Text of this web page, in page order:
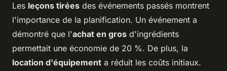
Les leçons tirées des événements passés montrent
l'importance de la planification. Un événement a
démontré que l'achat en gros d'ingrédients
permettait une économie de 20 %. De plus, la
location d'équipement a réduit les coûts initiaux.